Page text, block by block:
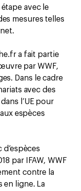
avec le
mesures telles
a fait partie
par WWF,
Dans le cadre
avec des
l’UE pour
espèces
par IFAW, WWF
contre la
en ligne. La